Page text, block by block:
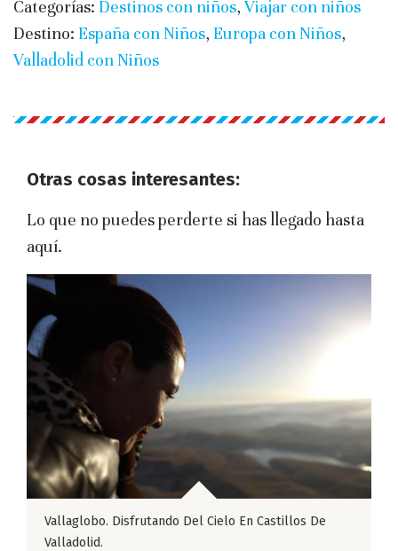
Categorías: Destinos con niños, Viajar con niños
Destino: España con Niños, Europa con Niños,
Valladolid con Niños
Otras cosas interesantes:
Lo que no puedes perderte si has llegado hasta
aquí.
Vallaglobo. Disfrutando Del Cielo En Castillos De
Valladolid.